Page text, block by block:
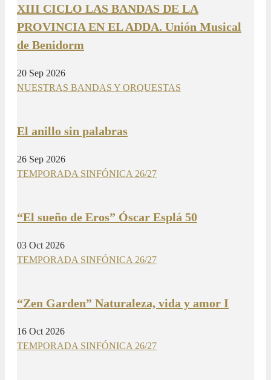
XIII CICLO LAS BANDAS DE LA
PROVINCIA EN EL ADDA. Unión Musical
de Benidorm
20 Sep 2026
NUESTRAS BANDAS Y ORQUESTAS
El anillo sin palabras
26 Sep 2026
TEMPORADA SINFÓNICA 26/27
“El sueño de Eros” Óscar Esplá 50
03 Oct 2026
TEMPORADA SINFÓNICA 26/27
“Zen Garden” Naturaleza, vida y amor I
16 Oct 2026
TEMPORADA SINFÓNICA 26/27